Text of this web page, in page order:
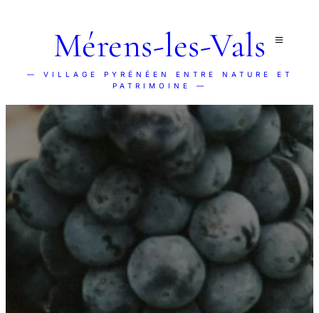
Mérens-les-Vals
— VILLAGE PYRÉNÉEN ENTRE NATURE ET
PATRIMOINE —